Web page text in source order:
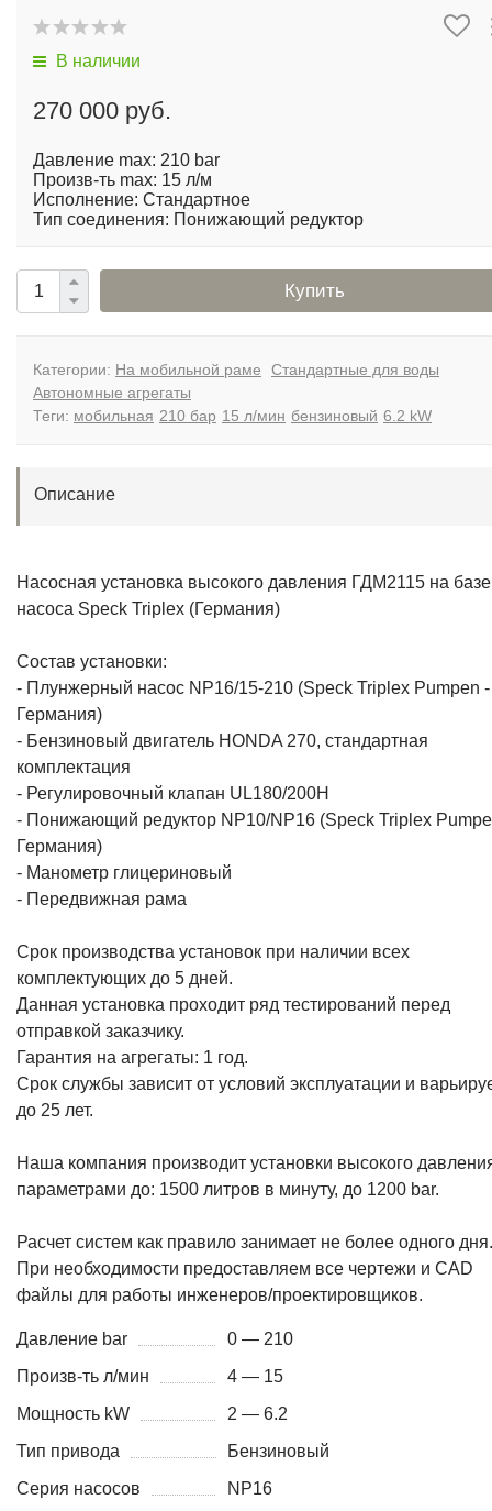
В наличии
270 000 руб.
Давление max: 210 bar
Произв-ть max: 15 л/м
Исполнение: Стандартное
Тип соединения: Понижающий редуктор
Купить
Категории: На мобильной раме
Стандартные для воды
Автономные агрегаты
Теги: мобильная 210 бар 15 л/мин бензиновый 6.2 kW
Описание
Насосная установка высокого давления ГДМ2115 на базе
насоса Speck Triplex (Германия)
Состав установки:
- Плунжерный насос NP16/15-210 (Speck Triplex Pumpen -
Германия)
- Бензиновый двигатель HONDA 270, стандартная
комплектация
- Регулировочный клапан UL180/200H
- Понижающий редуктор NP10/NP16 (Speck Triplex
Германия)
- Манометр глицериновый
- Передвижная рама
Срок производства установок при наличии всех
комплектующих до 5 дней.
Данная установка проходит ряд тестирований перед
отправкой заказчику.
Гарантия на агрегаты: 1 год.
Срок службы зависит от условий эксплуатации и
до 25 лет.
Наша компания производит установки высокого
параметрами до: 1500 литров в минуту, до 1200 bar.
Расчет систем как правило занимает не более одного дня.
При необходимости предоставляем все чертежи и CAD
файлы для работы инженеров/проектировщиков.
Давление bar
0 — 210
Произв-ть л/мин
4 — 15
Мощность kW
2 — 6.2
Тип привода
Бензиновый
Серия насосов
NP16